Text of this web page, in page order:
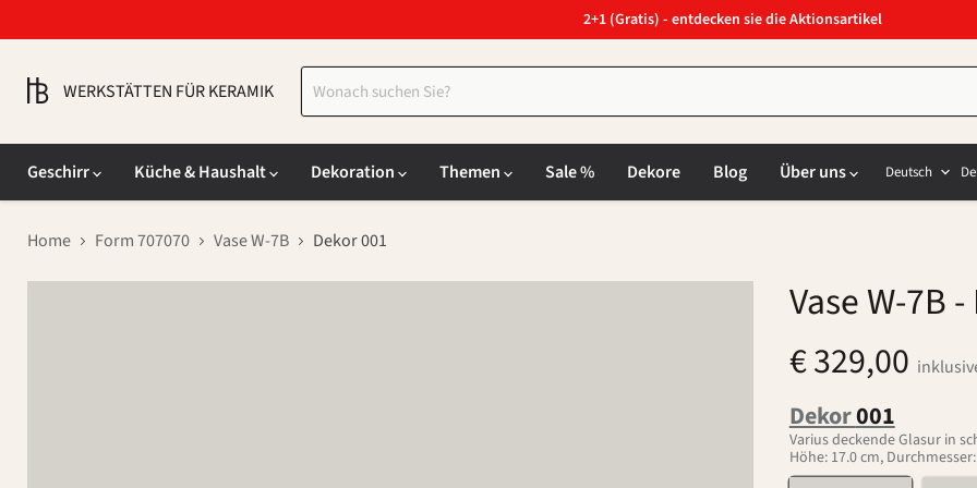
2+1 (Gratis) - entdecken sie die Aktionsartikel
WERKSTÄTTEN FÜR KERAMIK
Geschirr
Küche & Haushalt Dekoration Themen Sale % Dekore Blog Über uns Deutsch
Home Form 707070 Vase W-7B Dekor 001
Vase W-7B-
€ 329,00
Dekor001
Varius deckende Glasur in
Höhe: 17.0 cm,